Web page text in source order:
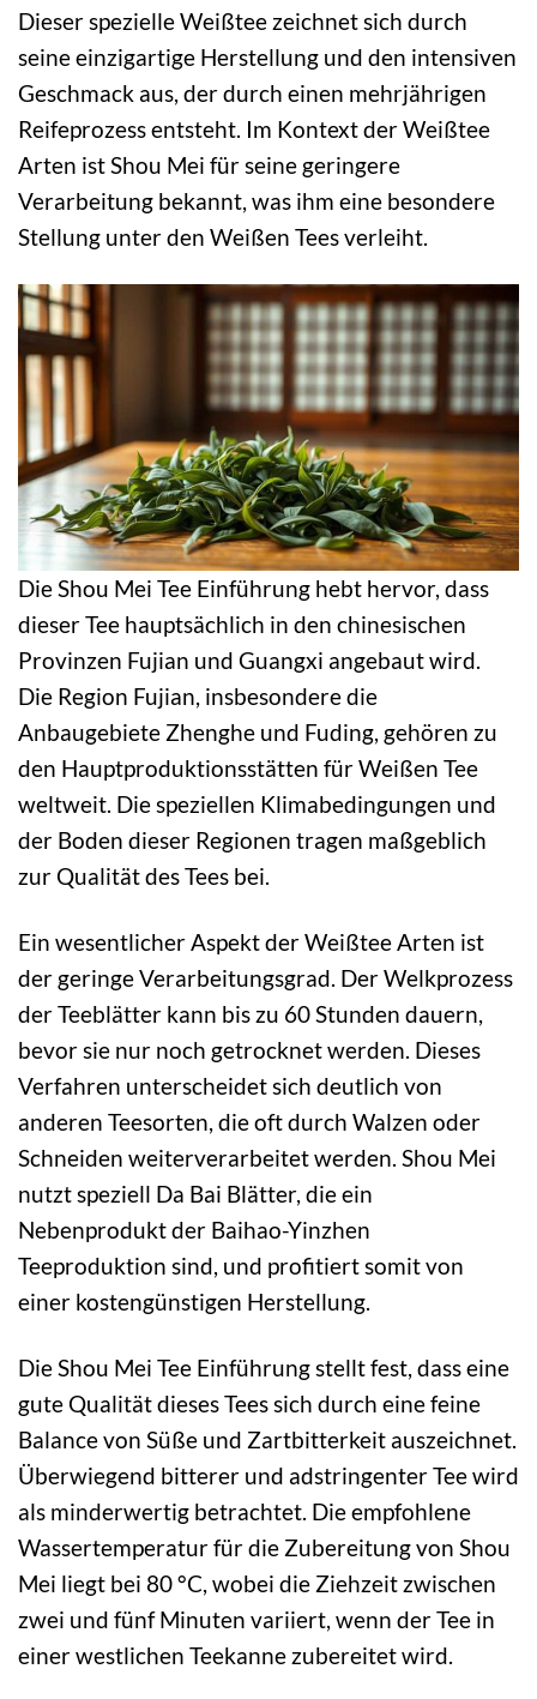
Dieser spezielle Weißtee zeichnet sich durch
seine einzigartige Herstellung und den intensiven
Geschmack aus, der durch einen mehrjährigen
Reifeprozess entsteht. Im Kontext der Weißtee
Arten ist Shou Mei für seine geringere
Verarbeitung bekannt, was ihm eine besondere
Stellung unter den Weißen Tees verleiht.
Die Shou Mei Tee Einführung hebt hervor, dass
dieser Tee hauptsächlich in den chinesischen
Provinzen Fujian und Guangxi angebaut wird.
Die Region Fujian, insbesondere die
Anbaugebiete Zhenghe und Fuding, gehören zu
den Hauptproduktionsstätten für Weißen Tee
weltweit. Die speziellen Klimabedingungen und
der Boden dieser Regionen tragen maßgeblich
zur Qualität des Tees bei.
Ein wesentlicher Aspekt der Weißtee Arten ist
der geringe Verarbeitungsgrad. Der Welkprozess
der Teeblätter kann bis zu 60 Stunden dauern,
bevor sie nur noch getrocknet werden. Dieses
Verfahren unterscheidet sich deutlich von
anderen Teesorten, die oft durch Walzen oder
Schneiden weiterverarbeitet werden. Shou Mei
nutzt speziell Da Bai Blätter, die ein
Nebenprodukt der Baihao-Yinzhen
Teeproduktion sind, und profitiert somit von
einer kostengünstigen Herstellung.
Die Shou Mei Tee Einführung stellt fest, dass eine
gute Qualität dieses Tees sich durch eine feine
Balance von Süße und Zartbitterkeit auszeichnet.
Überwiegend bitterer und adstringenter Tee wird
als minderwertig betrachtet. Die empfohlene
Wassertemperatur für die Zubereitung von Shou
Mei liegt bei 80 °C, wobei die Ziehzeit zwischen
zwei und fünf Minuten variiert, wenn der Tee in
einer westlichen Teekanne zubereitet wird.